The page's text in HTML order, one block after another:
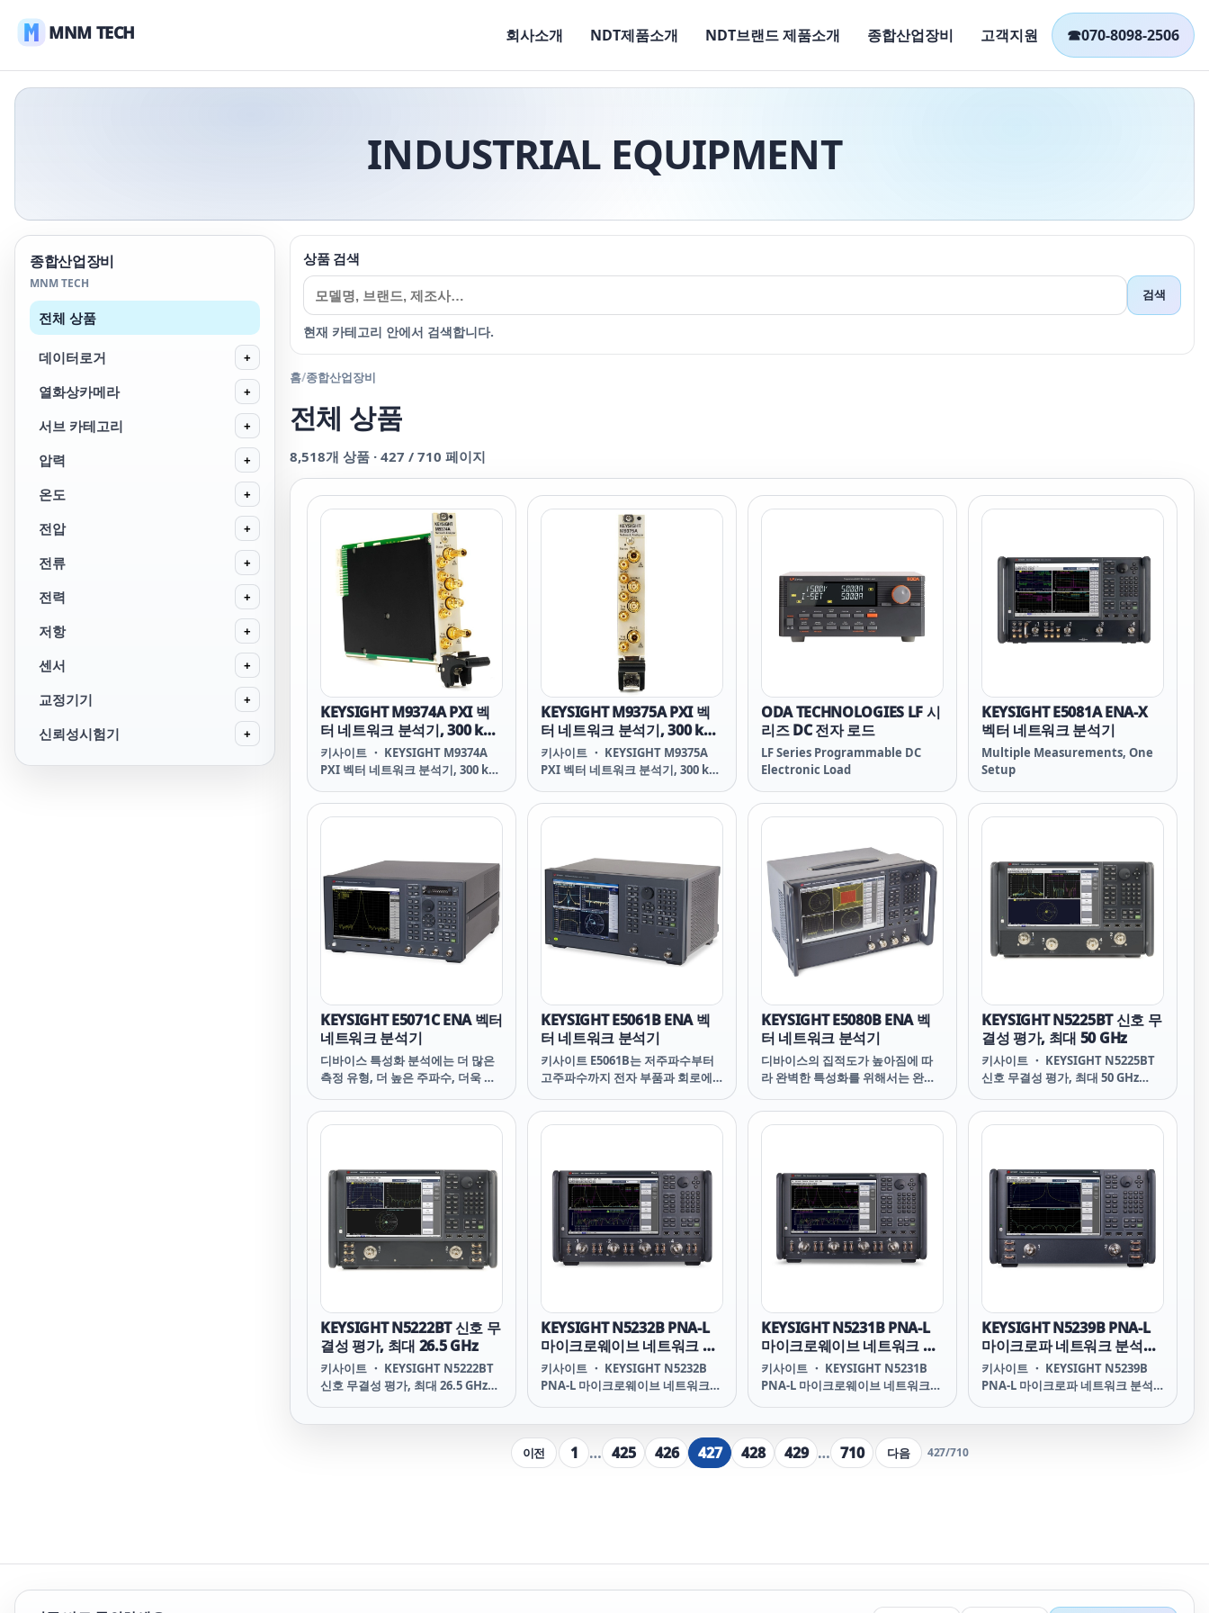
MNM TECH 회사소개 NDT제품소개 NDT브랜드 제품소개 종합산업장비 고객지원 ☎070-8098-2506
INDUSTRIAL EQUIPMENT
종합산업장비
MNM TECH
전체 상품
데이터로거 +
열화상카메라 +
서브 카테고리 +
압력 +
온도 +
전압 +
전류 +
전력 +
저항 +
센서 +
교정기기 +
신뢰성시험기 +
상품 검색
검색
현재 카테고리 안에서 검색합니다.
홈/종합산업장비
전체 상품
8,518개 상품 · 427 / 710 페이지
KEYSIGHT M9374A PXI 벡
터 네트워크 분석기, 300 kHz
~ 20 GHz
키사이트 ・ KEYSIGHT M9374A
PXI 벡터 네트워크 분석기, 300 kHz
Network Analyzer, 300 kHz to
20 GHz 주요 특징 최대 26.5 GHz까
을 지불하십시오. 최상의 PXI VNA
속도, 동적 범위, 트레이스 노이즈
및 안정성으로 정확도와 수율 및 마
진을 개선하십시오. 하나의 PXI 슬
롯에 있는 풀 2포트 VNA로 테스트
시스템에 기능을 더하십시오. 여러
KEYSIGHT M9375A PXI 벡
터 네트워크 분석기, 300 kHz
~ 26.5 GHz
키사이트 ・ KEYSIGHT M9375A
PXI 벡터 네트워크 분석기, 300 kHz
Network Analyzer, 300 kHz to
26.5 GHz 주요 특징 최대 26.5 GHz
택하여 필요한 주파수 범위에만 비
용을 지불하십시오. 최상의 PXI
VNA 속도, 동적 범위, 트레이스 노
이즈 및 안정성으로 정확도와 수율
및 마진을 개선하십시오. 하나의
PXI 슬롯에 있는 풀 2포트 VNA로
테스트 시스템에 기능을 더하십시
ODA TECHNOLOGIES LF 시
리즈 DC 전자 로드
LF Series Programmable DC
Electronic Load
KEYSIGHT E5081A ENA-X
벡터 네트워크 분석기
Multiple Measurements, One
Setup
KEYSIGHT E5071C ENA 벡터
네트워크 분석기
디바이스 특성화 분석에는 더 많은
측정 유형, 더 높은 주파수, 더욱 엄
상황에 적응하고 미래의 새로운 과
제에 대비해야 합니다. 키사이트
다 강력한 ENA로 교체되었습니다.
벤치탑, PXI 및 새로운 Streamline
폼 팩터의 최신 ENA를 보려면 아래
링크를 클릭하십시오.
KEYSIGHT E5061B ENA 벡
터 네트워크 분석기
키사이트 E5061B는 저주파수부터
고주파수까지 전자 부품과 회로에
다. E5061B는 무선 통신, 항공우주
및 방위, 컴퓨터, 의료, 자동차,
KEYSIGHT E5080B ENA 벡
터 네트워크 분석기
디바이스의 집적도가 높아짐에 따
라 완벽한 특성화를 위해서는 완벽
필요합니다. E5080B는 최대 53 GHz
의 R&D 성능과 고급 테스트 유연성
으로 신뢰성과 반복성이 보장됩니
KEYSIGHT N5225BT 신호 무
결성 평가, 최대 50 GHz
키사이트 ・ KEYSIGHT N5225BT
신호 무결성 평가, 최대 50 GHz
Evaluation up to 50 GHz 주요 특
징 PLTS(Physical Layer Test
레인, PC 보드, 커넥터, BGA 패키지
의 신호 무결성을 평가하기 위한 번
들 솔루션. N5225B 50GHz PNA,
S93007B/S93011B 및
N19301B/3B/5B/7B 어플리케이션,
N4693D ECal 모듈 및 네 개의 2.4
KEYSIGHT N5222BT 신호 무
결성 평가, 최대 26.5 GHz
키사이트 ・ KEYSIGHT N5222BT
신호 무결성 평가, 최대 26.5 GHz
KEYSIGHT N5232B PNA-L
마이크로웨이브 네트워크 분
석기, 20GHz
키사이트 ・ KEYSIGHT N5232B
PNA-L 마이크로웨이브 네트워크
20 GHz HIGHLIGHTS 패시브 콤포
넌트와 간단한 액티브 디바이스의
기본 분석 수행 비용에 민감한 어플
이와 직관적인 사용자 인터페이스
KEYSIGHT N5231B PNA-L
마이크로웨이브 네트워크 분
석기, 13.5GHz
키사이트 ・ KEYSIGHT N5231B
PNA-L 마이크로웨이브 네트워크
13.5 GHz HIGHLIGHTS 패시브 콤
포넌트와 간단한 액티브 디바이스
의 기본 분석 수행 비용에 민감한 어
레이와 직관적인 사용자 인터페이
KEYSIGHT N5239B PNA-L
마이크로파 네트워크 분석기,
8.5 GHz
키사이트 ・ KEYSIGHT N5239B
PNA-L 마이크로파 네트워크 분석
인터페이스를 사용하여 콤포넌트에
대한 정확한 통찰력 포함
이전 1 … 425 426 427 428 429 … 710 다음 427/710